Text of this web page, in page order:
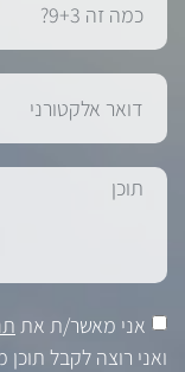
אני מאשר/ת את
ואני רוצה לקבל תוכן